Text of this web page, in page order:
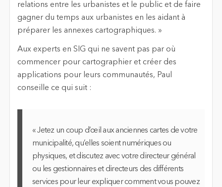
relations entre les urbanistes et le public et de faire
gagner du temps aux urbanistes en les aidant à
préparer les annexes cartographiques. »
Aux experts en SIG qui ne savent pas par où
commencer pour cartographier et créer des
applications pour leurs communautés, Paul
conseille ce qui suit :
« Jetez un coup d’œil aux anciennes cartes de votre
municipalité, qu’elles soient numériques ou
physiques, et discutez avec votre directeur général
ou les gestionnaires et directeurs des différents
services pour leur expliquer comment vous pouvez